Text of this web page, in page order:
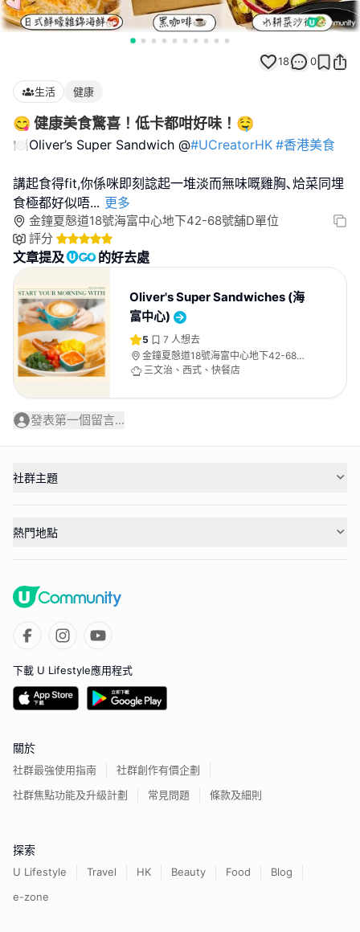
18 0
生活 健康
😋 健康美食驚喜！低卡都咁好味！🤤
🍽️Oliver’s Super Sandwich @#UCreatorHK #香港美食
講起食得fit,你係咪即刻諗起一堆淡而無味嘅雞胸､烚菜同埋
食極都好似唔... 更多
金鐘夏慤道18號海富中心地下42-68號舖D單位
評分
文章提及 的好去處
Oliver's Super Sandwiches (海
富中心)
5 7 人想去
金鐘夏慤道18號海富中心地下42-68號
舖D單位
三文治、西式、快餐店
發表第一個留言...
社群主題
熱門地點
下載 U Lifestyle應用程式
關於
社群最強使用指南
社群創作有價企劃
社群焦點功能及升級計劃
常見問題 條款及細則
探索
U Lifestyle Travel HK Beauty Food
Blog
e-zone